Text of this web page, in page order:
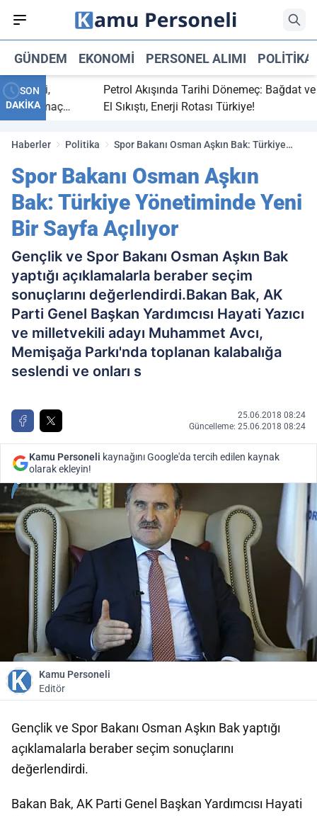
GÜNDEM EKONOMI PERSONEL ALIMI POLITIKA
SON
DAKİKA
bitti,
maç
Petrol Akışında Tarihi Dönemeç: Bağdat ve
El Sıkıştı, Enerji Rotası Türkiye!
Haberler Politika
Spor Bakanı Osman Aşkın Bak: Türkiye
Spor Bakanı Osman Aşkın
Bak: Türkiye Yönetiminde Yeni
Bir Sayfa Açılıyor
Gençlik ve Spor Bakanı Osman Aşkın Bak
yaptığı açıklamalarla beraber seçim
sonuçlarını değerlendirdi.Bakan Bak, AK
Parti Genel Başkan Yardımcısı Hayati Yazıcı
ve milletvekili adayı Muhammet Avcı,
Memişağa Parkı'nda toplanan kalabalığa
seslendi ve onları s
25.06.2018 08:24
Güncelleme: 25.06.2018 08:24
Kamu Personeli kaynağını Google'da tercih edilen kaynak
olarak ekleyin!
Kamu Personeli
Editör
Gençlik ve Spor Bakanı Osman Aşkın Bak yaptığı
açıklamalarla beraber seçim sonuçlarını
değerlendirdi.
Bakan Bak, AK Parti Genel Başkan Yardımcısı Hayati